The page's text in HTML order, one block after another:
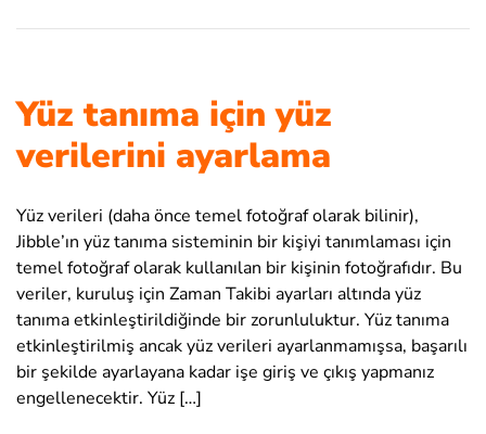
Yüz tanıma için yüz
verilerini ayarlama
Yüz verileri (daha önce temel fotoğraf olarak bilinir),
Jibble’ın yüz tanıma sisteminin bir kişiyi tanımlaması için
temel fotoğraf olarak kullanılan bir kişinin fotoğrafıdır. Bu
veriler, kuruluş için Zaman Takibi ayarları altında yüz
tanıma etkinleştirildiğinde bir zorunluluktur. Yüz tanıma
etkinleştirilmiş ancak yüz verileri ayarlanmamışsa, başarılı
bir şekilde ayarlayana kadar işe giriş ve çıkış yapmanız
engellenecektir. Yüz […]